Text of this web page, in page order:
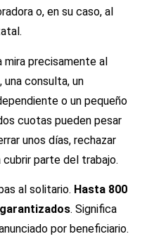
o, en su caso, al
mira precisamente al
una consulta, un
o un pequeño
cuotas pueden pesar
unos días, rechazar
cubrir parte del trabajo.
al solitario. Hasta 800
. Significa
por beneficiario.